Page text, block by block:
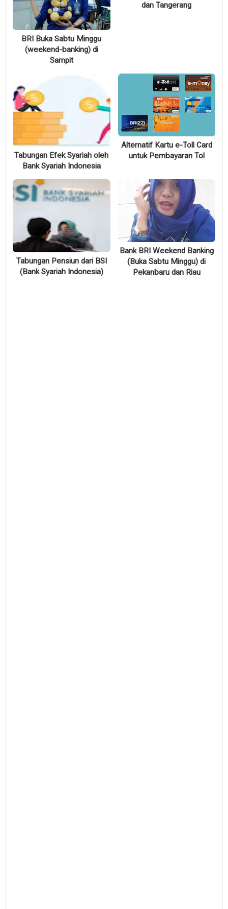
BRI Buka Sabtu Minggu
(weekend-banking) di
Sampit
dan Tangerang
Tabungan Efek Syariah oleh
Bank Syariah Indonesia
Alternatif Kartu e-Toll Card
untuk Pembayaran Tol
Tabungan Pensiun dari BSI
(Bank Syariah Indonesia)
Bank BRI Weekend Banking
(Buka Sabtu Minggu) di
Pekanbaru dan Riau